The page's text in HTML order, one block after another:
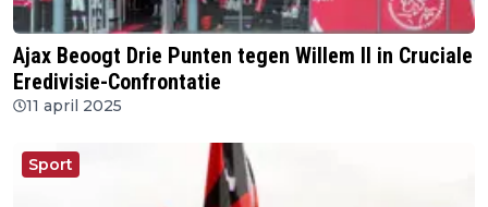
​Ajax Beoogt Drie Punten tegen Willem II in Cruciale
Eredivisie-Confrontatie
11 april 2025
Sport